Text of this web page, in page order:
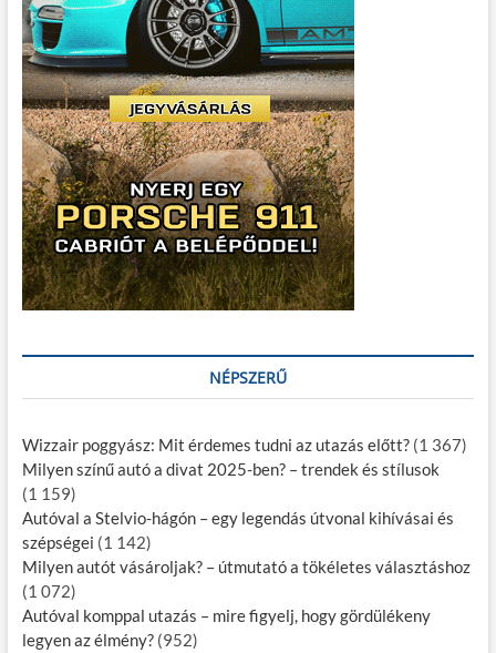
NÉPSZERŰ
Wizzair poggyász: Mit érdemes tudni az utazás előtt? (1 367)
Milyen színű autó a divat 2025-ben? – trendek és stílusok
(1 159)
Autóval a Stelvio-hágón – egy legendás útvonal kihívásai és
szépségei (1 142)
Milyen autót vásároljak? – útmutató a tökéletes választáshoz
(1 072)
Autóval komppal utazás – mire figyelj, hogy gördülékeny
legyen az élmény? (952)